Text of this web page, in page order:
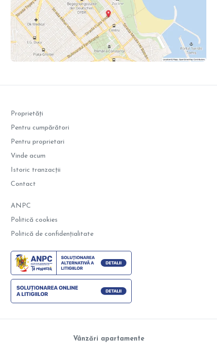
Proprietăți
Pentru cumpărători
Pentru proprietari
Vinde acum
Istoric tranzacții
Contact
ANPC
Politică cookies
Politică de confidențialitate
Vânzări apartamente